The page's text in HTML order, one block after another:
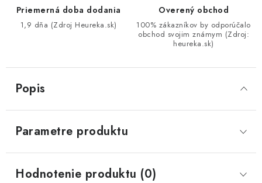
Priemerná doba dodania
1,9 dňa (Zdroj Heureka.sk)
Overený obchod
100% zákazníkov by odporúčalo
obchod svojim známym (Zdroj:
heureka.sk)
Popis
Parametre produktu
Hodnotenie produktu (0)